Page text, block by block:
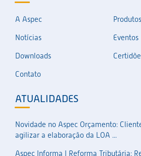
A Aspec
Produtos
Notícias
Eventos
Downloads
Contato
ATUALIDADES
Novidade no Aspec Orçamento:
agilizar a elaboração da LOA ...
Aspec Informa | Reforma Tributária: